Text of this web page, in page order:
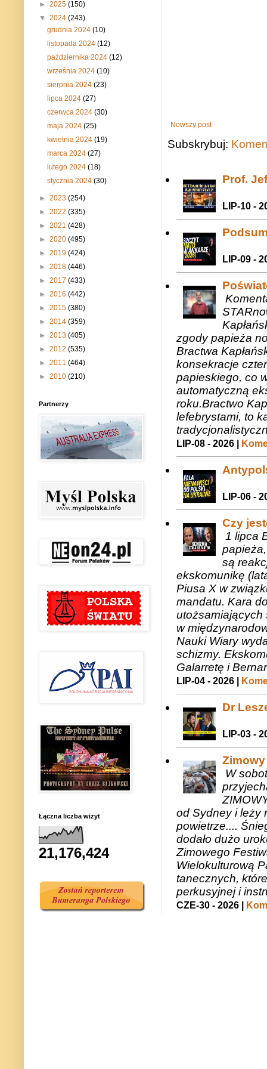
Nowszy post
Subskrybuj:
Prof.
LIP-10 -
LIP-09 -
zgody papieża
Bractwa
konsekracje
papieskiego, co
automatyczną
roku.Bractwo
lefebrystami, to
LIP-08 - 2026 |
LIP-06 -
Czy
1 lipca
są
ekskomunikę
Piusa X w
mandatu. Kara
utożsamiających
w
Nauki Wiary
schizmy.
Galarretę i
LIP-04 - 2026 |
Dr
LIP-03 -
W
od Sydney i leży
powietrze....
dodało dużo
Zimowego
Wielokulturową
tanecznych,
perkusyjnej i
CZE-30 - 2026 |
► 2025 (150)
▼ 2024 (243)
grudnia 2024(10)
listopada 2024(12)
października 2024(12)
września 2024(10)
sierpnia 2024(23)
lipca 2024(27)
czerwca 2024(30)
maja 2024(25)
kwietnia 2024(19)
marca 2024(27)
lutego 2024(18)
stycznia 2024(30)
► 2023 (254)
► 2022 (335)
► 2021 (428)
► 2020 (495)
► 2019 (424)
► 2018 (446)
► 2017 (433)
► 2016 (442)
► 2015 (380)
► 2014 (359)
► 2013 (405)
► 2012 (535)
► 2011 (464)
► 2010 (210)
Partnerzy
Łączna liczba wizyt
21,176,424